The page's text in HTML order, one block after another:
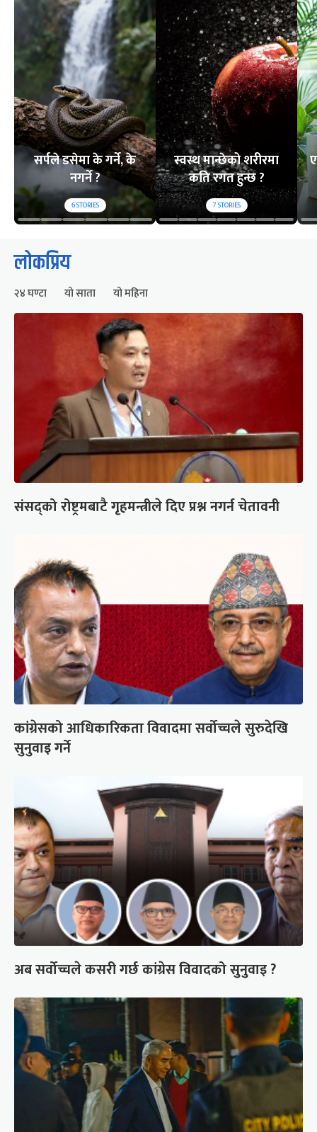
सर्पले डसेमा के गर्ने, के
नगर्ने ?
6STORIES
स्वस्थ मान्छेको शरीरमा
कति रगत हुन्छ ?
7STORIES
लोकप्रिय
२४ घण्टा यो साता यो महिना
संसद्को रोष्ट्रमबाटै गृहमन्त्रीले दिए प्रश्न नगर्न चेतावनी
कांग्रेसको आधिकारिकता विवादमा सर्वोच्चले सुरुदेखि
सुनुवाइ गर्ने
अब सर्वोच्चले कसरी गर्छ कांग्रेस विवादको सुनुवाइ ?